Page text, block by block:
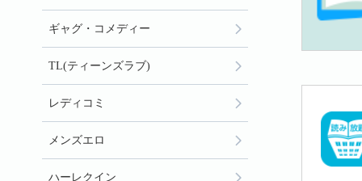
ギャグ・コメディー
TL(ティーンズラブ)
レディコミ
メンズエロ
ハーレクイン